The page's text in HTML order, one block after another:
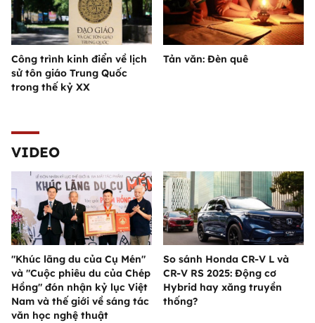
Công trình kinh điển về lịch
sử tôn giáo Trung Quốc
trong thế kỷ XX
Tản văn: Đèn quê
VIDEO
"Khúc lãng du của Cụ Mén"
và "Cuộc phiêu du của Chép
Hồng" đón nhận kỷ lục Việt
Nam và thế giới về sáng tác
văn học nghệ thuật
So sánh Honda CR-V L và
CR-V RS 2025: Động cơ
Hybrid hay xăng truyền
thống?